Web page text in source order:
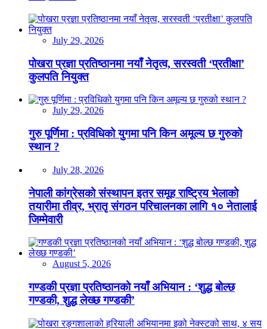
July 29, 2026
पोखरा प्रज्ञा प्रतिष्ठानमा नयाँ नेतृत्व, सरस्वती ‘प्रतीक्षा’
कुलपति नियुक्त
July 29, 2026
गुरु पूर्णिमा : प्रविधिको युगमा पनि किन अमूल्य छ गुरुको
स्थान ?
July 28, 2026
नेपाली कांग्रेसको संस्थापन इतर समूह राष्ट्रिय भेलाको
तयारीमा तीव्र, भ्रातृ संगठन परिचालनका लागि १० नेतालाई
जिम्मेवारी
August 5, 2026
गण्डकी प्रज्ञा प्रतिष्ठानको नयाँ अभियान : ‘शुद्ध बोल्छ
गण्डकी, शुद्ध लेख्छ गण्डकी’